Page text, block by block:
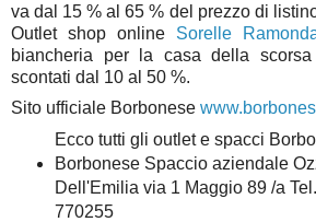
va dal 15 % al 65 % del prezzo di
Outlet shop online Sorelle
biancheria per la casa della
scontati dal 10 al 50 %.
Sito ufficiale Borbonese
Ecco tutti gli outlet e spacci
Borbonese Spaccio aziendale
Dell'Emilia via 1 Maggio 89 /a
770255